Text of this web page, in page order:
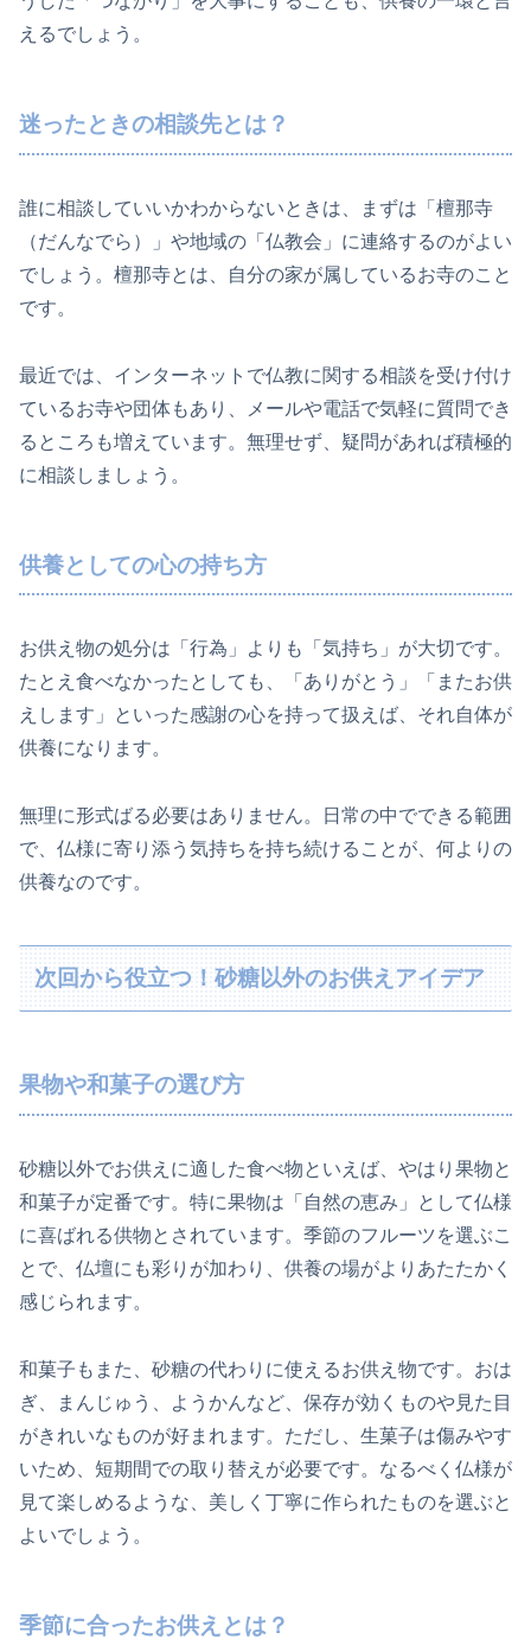
えるでしょう。
迷ったときの相談先とは？
誰に相談していいかわからないときは、まずは「檀那寺
（だんなでら）」や地域の「仏教会」に連絡するのがよい
でしょう。檀那寺とは、自分の家が属しているお寺のこと
です。
最近では、インターネットで仏教に関する相談を受け付け
ているお寺や団体もあり、メールや電話で気軽に質問でき
るところも増えています。無理せず、疑問があれば積極的
に相談しましょう。
供養としての心の持ち方
お供え物の処分は「行為」よりも「気持ち」が大切です。
たとえ食べなかったとしても、「ありがとう」「またお供
えします」といった感謝の心を持って扱えば、それ自体が
供養になります。
無理に形式ばる必要はありません。日常の中でできる範囲
で、仏様に寄り添う気持ちを持ち続けることが、何よりの
供養なのです。
次回から役立つ！砂糖以外のお供えアイデア
果物や和菓子の選び方
砂糖以外でお供えに適した食べ物といえば、やはり果物と
和菓子が定番です。特に果物は「自然の恵み」として仏様
に喜ばれる供物とされています。季節のフルーツを選ぶこ
とで、仏壇にも彩りが加わり、供養の場がよりあたたかく
感じられます。
和菓子もまた、砂糖の代わりに使えるお供え物です。おは
ぎ、まんじゅう、ようかんなど、保存が効くものや見た目
がきれいなものが好まれます。ただし、生菓子は傷みやす
いため、短期間での取り替えが必要です。なるべく仏様が
見て楽しめるような、美しく丁寧に作られたものを選ぶと
よいでしょう。
季節に合ったお供えとは？